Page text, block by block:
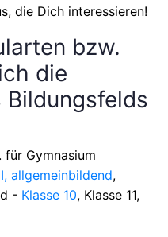
die Dich interessieren!
bzw.
die
Bildungsfelds
für Gymnasium
allgemeinbildend,
- Klasse 10, Klasse 11,